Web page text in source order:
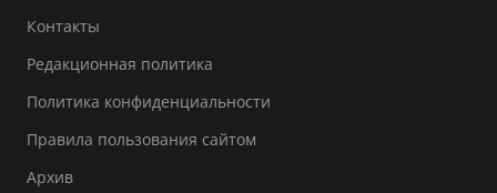
Контакты
Редакционная политика
Политика конфиденциальности
Правила пользования сайтом
Архив